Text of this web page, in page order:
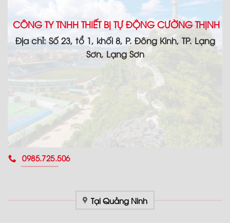
CÔNG TY TNHH THIẾT BỊ TỰ ĐỘNG CƯỜNG THỊNH
Địa chỉ: Số 23, tổ 1, khối 8, P. Đông Kinh, TP. Lạng
Sơn, Lạng Sơn
0985.725.506
Tại Quảng Ninh